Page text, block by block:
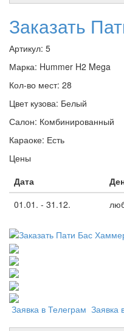
Заказать
Артикул: 5
Марка: Hummer H2 Mega
Кол-во мест: 28
Цвет кузова: Белый
Салон: Комбинированный
Караоке: Есть
Цены
Дата
01.01. - 31.12.
Заявка в Телеграм Заявка